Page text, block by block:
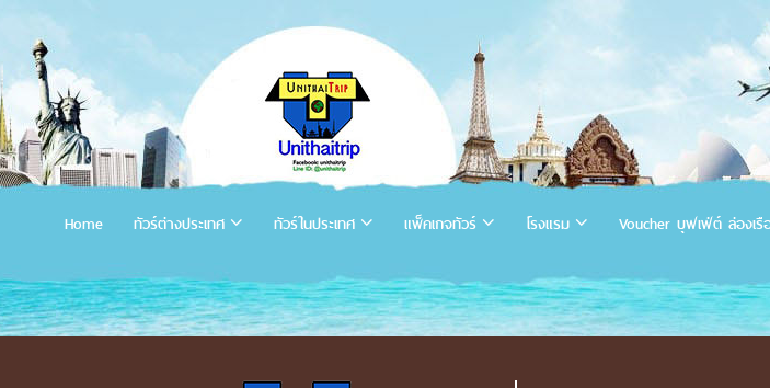
Home ทัวร์ต่างประเทศ ทัวร์ในประเทศ แพ็คเกจทัวร์ โรงแรม Voucher บุฟเฟ่ต์ ล่องเรื